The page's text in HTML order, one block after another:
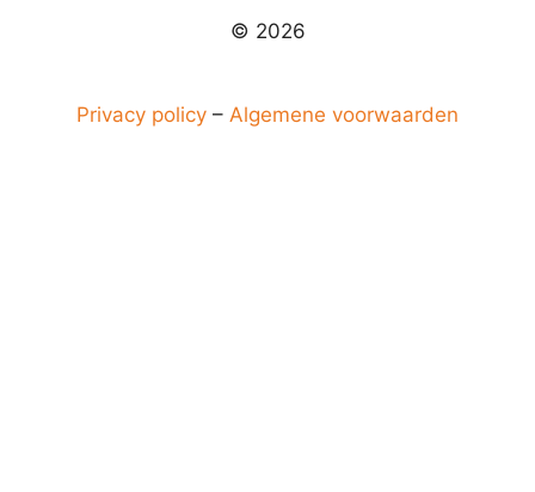
© 2026
Privacy policy – Algemene voorwaarden